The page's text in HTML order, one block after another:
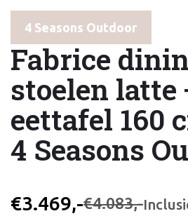
4 Seasons Outdoor
Fabrice
stoelen latte
eettafel 160
4 Seasons
€3.469,-€4.083,-